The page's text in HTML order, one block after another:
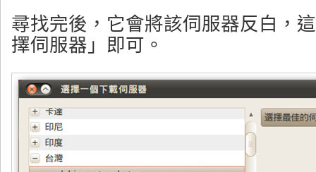
尋找完後，它會將該伺服器反白，
擇伺服器」即可。